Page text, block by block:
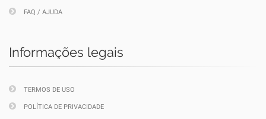
FAQ / AJUDA
Informações legais
TERMOS DE USO
POLÍTICA DE PRIVACIDADE